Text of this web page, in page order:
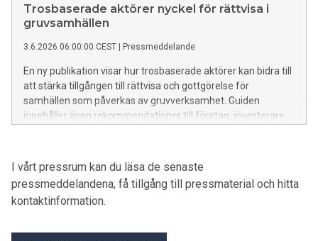
Trosbaserade aktörer nyckel för rättvisa i
gruvsamhällen
3.6.2026 06:00:00 CEST | Pressmeddelande
En ny publikation visar hur trosbaserade aktörer kan bidra till
att stärka tillgången till rättvisa och gottgörelse för
samhällen som påverkas av gruvverksamhet. Guiden
innehåller även rekommendationer till företag, investerare
lanseras den 5 juni vid Eastern Africa Exchange Platform on
Business and Human Rights i Arusha, Tanzania.
I vårt pressrum kan du läsa de senaste
pressmeddelandena, få tillgång till pressmaterial och hitta
kontaktinformation.